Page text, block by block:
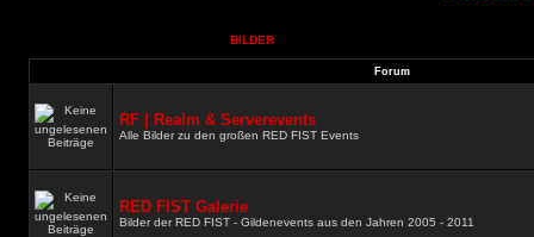
BILDER
Forum
RF | Realm & Serverevents
Alle Bilder zu den großen RED FIST Events
RED FIST Galerie
Bilder der RED FIST - Gildenevents aus den Jahren 2005 - 2011